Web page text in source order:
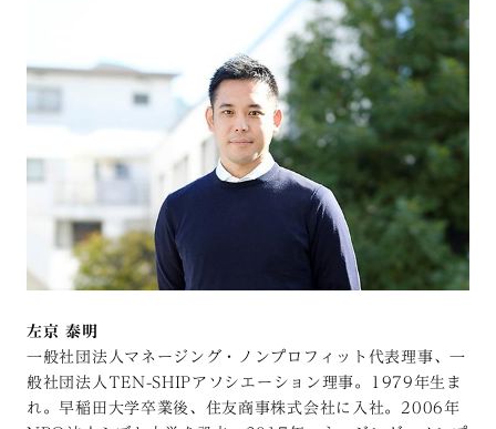
左京 泰明
一般社団法人マネージング・ノンプロフィット代表理事、一
般社団法人TEN-SHIPアソシエーション理事。1979年生ま
れ。早稲田大学卒業後、住友商事株式会社に入社。2006年